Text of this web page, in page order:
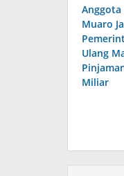
Anggota
Muaro
Ulang
Miliar